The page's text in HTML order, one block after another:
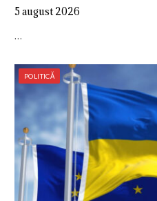
5 august 2026
…
POLITICĂ